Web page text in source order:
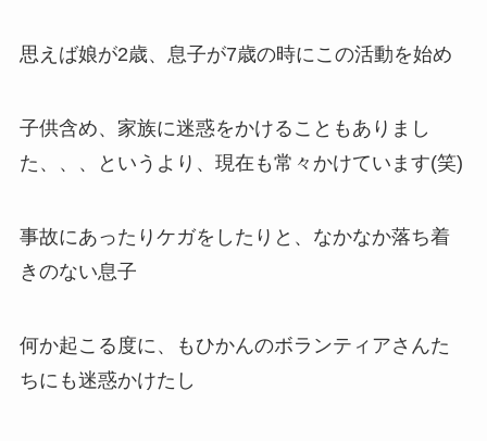
思えば娘が2歳、息子が7歳の時にこの活動を始め
子供含め、家族に迷惑をかけることもありまし
た、、、というより、現在も常々かけています(笑)
事故にあったりケガをしたりと、なかなか落ち着
きのない息子
何か起こる度に、もひかんのボランティアさんた
ちにも迷惑かけたし